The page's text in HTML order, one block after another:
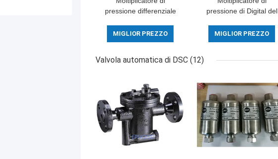
pressione differenziale
di EJA430E dall'originale
del Giappone
MIGLIOR PREZZO
pressione di Digital del
pressione di High
Performance Diff del
MIGLIOR PREZZO
Valvola automatica di DSC (12)